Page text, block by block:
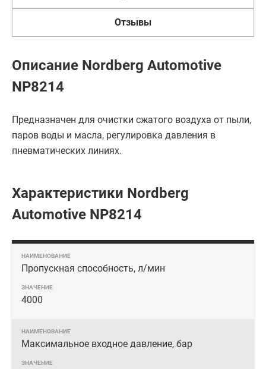
Отзывы
Описание Nordberg Automotive
NP8214
Предназначен для очистки сжатого воздуха от пыли,
паров воды и масла, регулировка давления в
пневматических линиях.
Характеристики Nordberg
Automotive NP8214
Пропускная способность, л/мин
4000
Максимальное входное давление, бар